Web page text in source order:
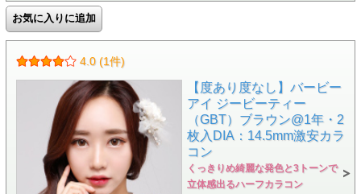
4.0 (1件)
【度あり度なし】バービー
アイ ジービーティー
（GBT）ブラウン@1年・2
枚入DIA：14.5mm激安カラ
コン
くっきりめ綺麗な発色と3トーンで
立体感出るハーフカラコン